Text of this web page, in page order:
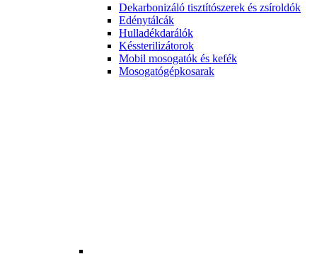
Dekarbonizáló tisztítószerek és zsíroldók
Edénytálcák
Hulladékdarálók
Késsterilizátorok
Mobil mosogatók és kefék
Mosogatógépkosarak